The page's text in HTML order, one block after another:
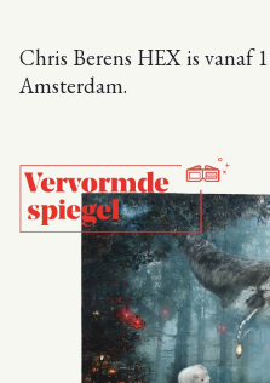
Chris Berens HEX is vanaf
Amsterdam.